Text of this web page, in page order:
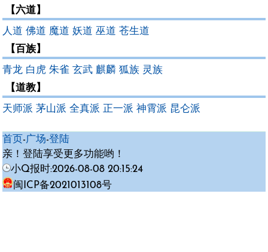
【六道】
人道 佛道 魔道 妖道 巫道 苍生道
【百族】
青龙 白虎 朱雀 玄武 麒麟 狐族 灵族
【道教】
天师派 茅山派 全真派 正一派 神霄派 昆仑派
首页 -广场-登陆
亲！登陆享受更多功能哟！
小Q报时:2026-08-08 20:15:24
闽ICP备2021013108号